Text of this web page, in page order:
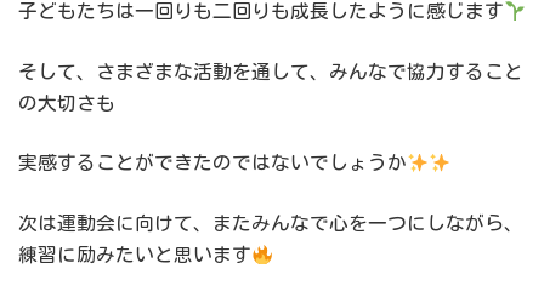
子どもたちは一回りも二回りも成長したように感じます
そして、さまざまな活動を通して、みんなで協力すること
の大切さも
実感することができたのではないでしょうか
次は運動会に向けて、またみんなで心を一つにしながら、
練習に励みたいと思います